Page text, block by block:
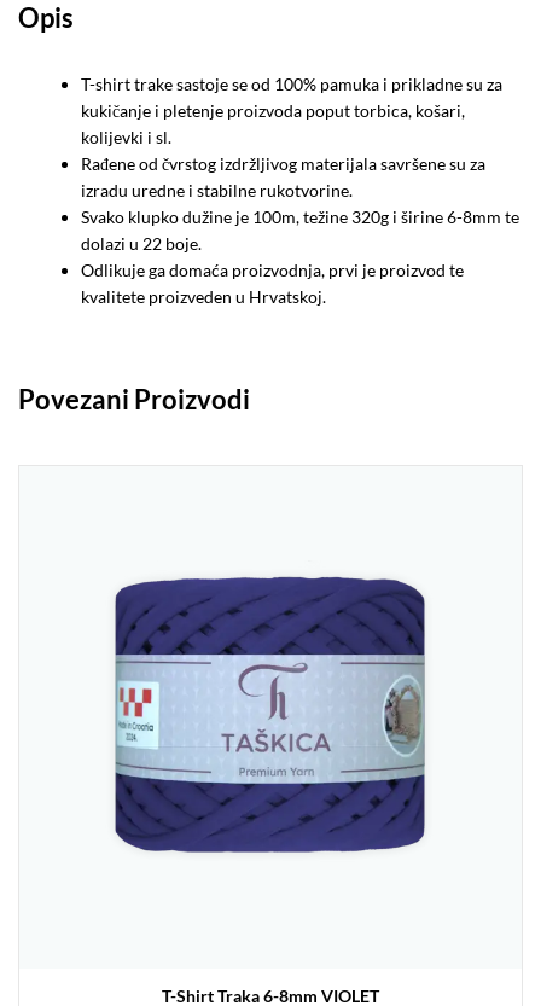
Opis
T-shirt trake sastoje se od 100% pamuka i prikladne su za
kukičanje i pletenje proizvoda poput torbica, košari,
kolijevki i sl.
Rađene od čvrstog izdržljivog materijala savršene su za
izradu uredne i stabilne rukotvorine.
Svako klupko dužine je 100m, težine 320g i širine 6-8mm te
dolazi u 22 boje.
Odlikuje ga domaća proizvodnja, prvi je proizvod te
kvalitete proizveden u Hrvatskoj.
Povezani Proizvodi
T-Shirt Traka 6-8mm VIOLET